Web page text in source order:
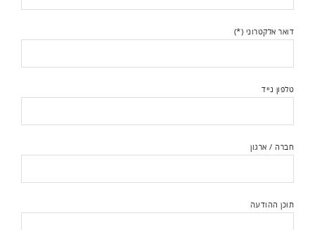
דואר אלקטרוני (*)
טלפון נייד
חברה / ארגון
תוכן ההודעה